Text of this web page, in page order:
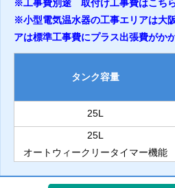
※工事費別途 取付け工事費はこち
※小型電気温水器の工事エリアは大
アは標準工事費にプラス出張費がか
タンク容量
25L
25L
オートウィークリータイマー機能